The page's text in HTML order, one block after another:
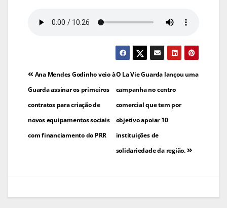
Navegação
de
artigos
O La Vie Guarda lançou uma
campanha no centro
comercial que tem por
objetivo apoiar 10
instituições de
solidariedade da região.
Ana Mendes Godinho veio à
Guarda assinar os primeiros
contratos para criação de
novos equipamentos sociais
com financiamento do PRR